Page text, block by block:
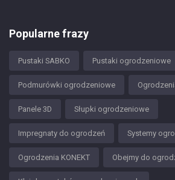
Popularne frazy
Pustaki SABKO Pustaki ogrodzeniowe
Podmurówki ogrodzeniowe
Panele 3D Słupki ogrodzeniowe
Impregnaty do ogrodzeń Systemy
Ogrodzenia KONEKT Obejmy do